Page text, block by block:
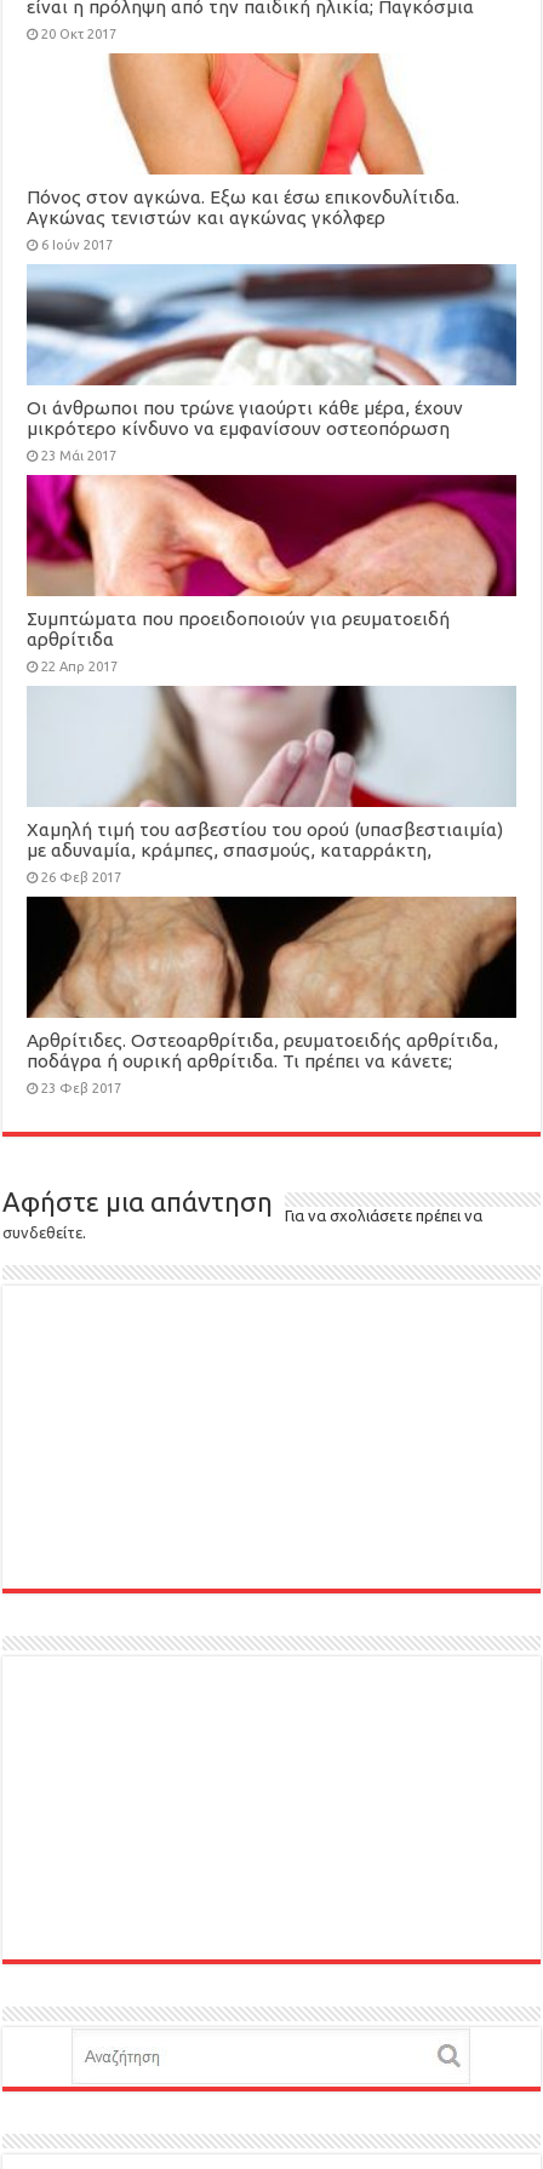
είναι η πρόληψη από την παιδική ηλικία; Παγκόσμια
Ημέρα Οστεοπόρωσης
20 Οκτ 2017
Πόνος στον αγκώνα. Εξω και έσω επικονδυλίτιδα.
Αγκώνας τενιστών και αγκώνας γκόλφερ
6 Ιούν 2017
Οι άνθρωποι που τρώνε γιαούρτι κάθε μέρα, έχουν
μικρότερο κίνδυνο να εμφανίσουν οστεοπόρωση
23 Μάι 2017
Συμπτώματα που προειδοποιούν για ρευματοειδή
αρθρίτιδα
22 Απρ 2017
Xαμηλή τιμή του ασβεστίου του ορού (υπασβεστιαιμία)
με αδυναμία, κράμπες, σπασμούς, καταρράκτη,
καρδιακές αρρυθμίες
26 Φεβ 2017
Αρθρίτιδες. Οστεοαρθρίτιδα, ρευματοειδής αρθρίτιδα,
ποδάγρα ή ουρική αρθρίτιδα. Τι πρέπει να κάνετε;
23 Φεβ 2017
Αφήστε μια απάντηση
Για να σχολιάσετε πρέπει να
συνδεθείτε.